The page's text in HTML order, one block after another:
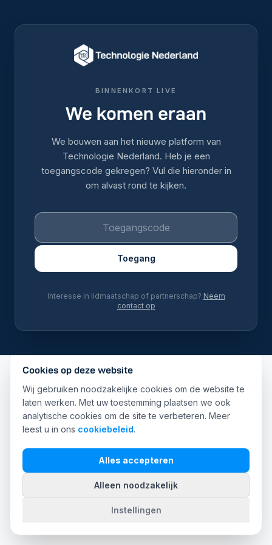
BINNENKORT LIVE
We komen eraan
We bouwen aan het nieuwe platform van
Technologie Nederland. Heb je een
toegangscode gekregen? Vul die hieronder in
om alvast rond te kijken.
Toegang
Interesse in lidmaatschap of partnerschap? Neem
contact op
Cookies op deze website
Wij gebruiken noodzakelijke cookies om de website te
laten werken. Met uw toestemming plaatsen we ook
analytische cookies om de site te verbeteren. Meer
leest u in ons cookiebeleid.
Alles accepteren
Alleen noodzakelijk
Instellingen